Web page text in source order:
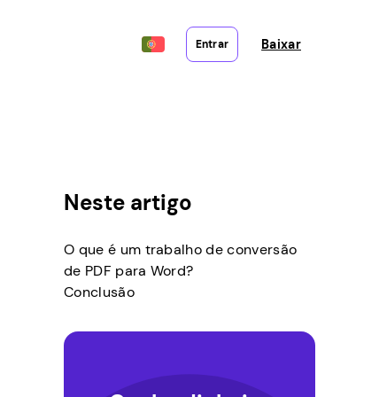
Entrar Baixar
Neste artigo
O que é um trabalho de conversão
de PDF para Word?
Conclusão